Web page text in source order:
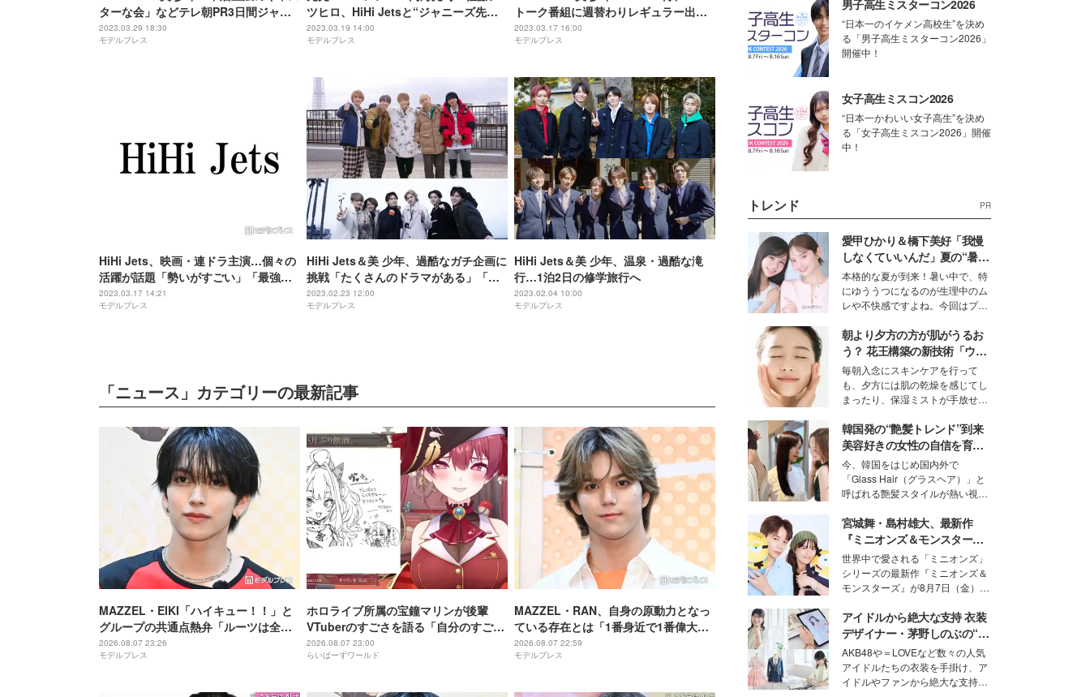
ターな会」などテレ朝PR3日間ジャッ
ク ライブ映像も公開
2023.03.29 18:30
モデルプレス
ツヒロ、HiHi Jetsと“ジャニーズ先輩
後輩”コラボステージ決定 ローラース
ケート披露＜Premium Music 2023＞
2023.03.19 14:00
モデルプレス
トーク番組に週替わりレギュラー出演
決定 メンバー6人が意気込み語る
2023.03.17 16:00
モデルプレス
HiHi Jets、映画・連ドラ主演…個々の
活躍が話題「勢いがすごい」「最強の
グループ」
2023.03.17 14:21
モデルプレス
HiHi Jets＆美 少年、過酷なガチ企画に
挑戦「たくさんのドラマがある」「信
じられない結末が待っている」＜Hi美
がとにかくやってみた！＞
2023.02.23 12:00
モデルプレス
HiHi Jets＆美 少年、温泉・過酷な滝
行…1泊2日の修学旅行へ
2023.02.04 10:00
モデルプレス
「ニュース」カテゴリーの最新記事
MAZZEL・EIKI「ハイキュー！！」と
グループの共通点熱弁「ルーツは全然
違うんですけど」
2026.08.07 23:26
モデルプレス
ホロライブ所属の宝鐘マリンが後輩
VTuberのすごさを語る「自分のすごさ
に気づいてない」
2026.08.07 23:00
らいばーずワールド
MAZZEL・RAN、自身の原動力となっ
ている存在とは「1番身近で1番偉大な
存在」
2026.08.07 22:59
モデルプレス
男子高生ミスターコン2026
“日本一のイケメン高校生”を決め
る「男子高生ミスターコン2026」
開催中！
女子高生ミスコン2026
“日本一かわいい女子高生”を決め
る「女子高生ミスコン2026」開催
中！
トレンド PR
愛甲ひかり＆橋下美好「我慢
しなくていいんだ」夏の“暑さ
対策”の新しい選択肢とは？
本格的な夏が到来！暑い中で、特
にゆううつになるのが生理中のム
レや不快感ですよね。今回はプラ
モデル・愛甲ひかりさんと橋下美
好さんを迎えて本音で女子会トー
ク。猛暑のお出かけを快適に過ご
すヒントや、2人が感動した夏の
生理の新常識にも迫りました。
朝より夕方の方が肌がうるお
う？ 花王構築の新技術「ウォ
ーターキャプチャリングスキ
ン（捕水肌）」がスキンケア
の常識を変える予感
毎朝入念にスキンケアを行って
も、夕方には肌の乾燥を感じてし
まったり、保湿ミストが手放せな
な美容の常識を大きく変える可能
性を秘めた、革新的な「Water
Capturing Skin（ウォーターキャ
プチャリングスキン：捕水肌）」
技術を、花王が構築した。
韓国発の“艶髪トレンド”到来
美容好きの女性の自信を育む
「ヘアケア事情」って？
今、韓国をはじめ国内外で
「Glass Hair（グラスヘア）」と
呼ばれる艶髪スタイルが熱い視線
ションの完成度を高めるベースと
して、“髪そのものの美しさ”に改
めて注目する人が増えている様
子。今回は、そんな憧れの艶やか
な髪を日常で叶える、美容好きの
女性たちのヘアケア事情を紹介し
ます。
宮城舞・島村雄大、最新作
『ミニオンズ＆モンスター
ズ』の魅力熱弁 ハチャメチャ
だけじゃない“友情と絆”に感
動
世界中で愛される「ミニオンズ」
シリーズの最新作『ミニオンズ＆
モンスターズ』が8月7日（金）に
ニオン好き”という共通点を持つモ
デルの宮城舞と島村雄大の特別対
談をお届け！それぞれの視点か
ら、今作ならではの魅力や予想外
の感動をもたらす奥深いストーリ
ーについて熱く語り合ってもらっ
アイドルから絶大な支持 衣装
デザイナー・茅野しのぶの“可
愛い”を作る美学＜「シチズン
クロスシー」インタビュー＞
AKB48や＝LOVEなど数々の人気
アイドルたちの衣装を手掛け、ア
イドルやファンから絶大な支持を